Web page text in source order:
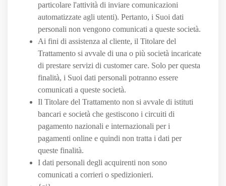
particolare l'attività di inviare comunicazioni
automatizzate agli utenti). Pertanto, i Suoi dati
personali non vengono comunicati a queste società.
Ai fini di assistenza al cliente, il Titolare del
Trattamento si avvale di una o più società incaricate
di prestare servizi di customer care. Solo per questa
finalità, i Suoi dati personali potranno essere
comunicati a queste società.
Il Titolare del Trattamento non si avvale di istituti
bancari e società che gestiscono i circuiti di
pagamento nazionali e internazionali per i
pagamenti online e quindi non tratta i dati per
queste finalità.
I dati personali degli acquirenti non sono
comunicati a corrieri o spedizionieri.